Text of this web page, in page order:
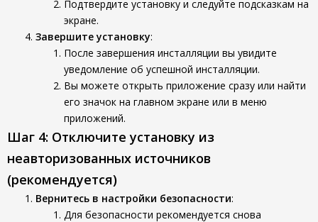
Подтвердите установку и следуйте подсказкам на
экране.
Завершите установку:
После завершения инсталляции вы увидите
уведомление об успешной инсталляции.
Вы можете открыть приложение сразу или найти
его значок на главном экране или в меню
приложений.
Шаг 4: Отключите установку из
неавторизованных источников
(рекомендуется)
Вернитесь в настройки безопасности:
Для безопасности рекомендуется снова